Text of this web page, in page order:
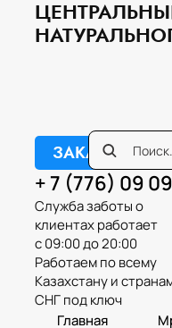
ЗАКАЗАТЬ
+ 7 (776) 09
Служба заботы о
клиентах работает
с 09:00 до 20:00
Работаем по всему
Казахстану и
СНГ под ключ
Главная